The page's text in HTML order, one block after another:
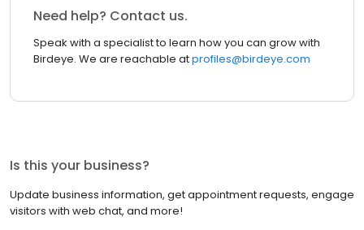
Need help? Contact us.
Speak with a specialist to learn how you can grow with
Birdeye. We are reachable atprofiles@birdeye.com
Is this your business?
Update business information, get appointment requests, engage
visitors with web chat, and more!